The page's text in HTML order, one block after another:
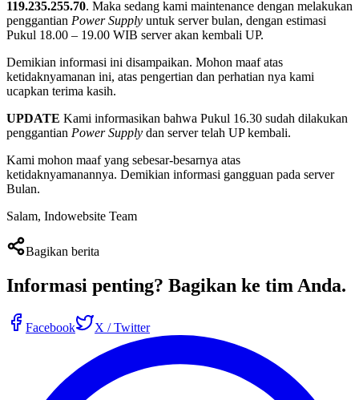
119.235.255.70. Maka sedang kami maintenance dengan melakukan
penggantian Power Supply untuk server bulan, dengan estimasi
Pukul 18.00 – 19.00 WIB server akan kembali UP.
Demikian informasi ini disampaikan. Mohon maaf atas
ketidaknyamanan ini, atas pengertian dan perhatian nya kami
ucapkan terima kasih.
UPDATE Kami informasikan bahwa Pukul 16.30 sudah dilakukan
penggantian Power Supply dan server telah UP kembali.
Kami mohon maaf yang sebesar-besarnya atas
ketidaknyamanannya. Demikian informasi gangguan pada server
Bulan.
Salam, Indowebsite Team
Bagikan berita
Informasi penting? Bagikan ke tim Anda.
Facebook X / Twitter